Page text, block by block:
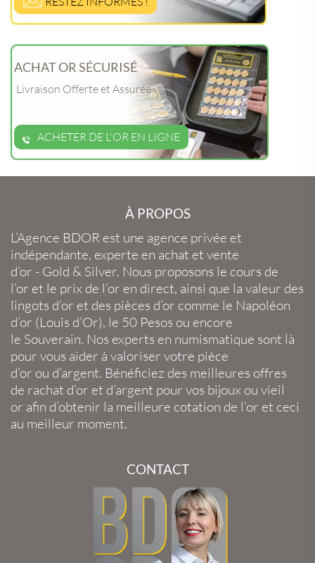
ACHAT OR SÉCURISÉ
Livraison Offerte et Assurée
ACHETER DE L'OR EN LIGNE
À PROPOS
L’Agence BDOR est une agence privée et
indépendante, experte en achat et vente
d’or - Gold & Silver. Nous proposons le cours de
l’or et le prix de l’or en direct, ainsi que la valeur des
lingots d’or et des pièces d’or comme le Napoléon
d’or (Louis d’Or), le 50 Pesos ou encore
le Souverain. Nos experts en numismatique sont là
pour vous aider à valoriser votre pièce
d’or ou d’argent. Bénéficiez des meilleures offres
de rachat d’or et d’argent pour vos bijoux ou vieil
or afin d’obtenir la meilleure cotation de l’or et ceci
au meilleur moment.
CONTACT